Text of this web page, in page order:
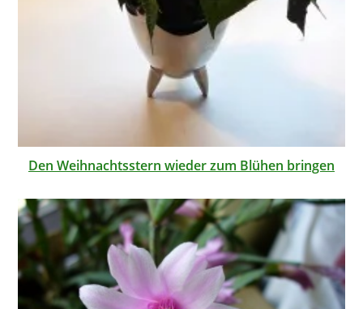
Den Weihnachtsstern wieder zum Blühen bringen